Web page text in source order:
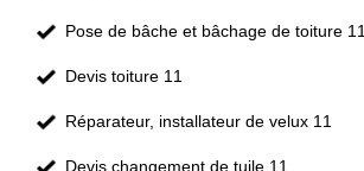
Pose de bâche et bâchage de toiture 11
Devis toiture 11
Réparateur, installateur de velux 11
Devis changement de tuile 11